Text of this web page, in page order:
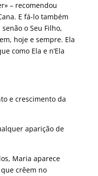
– recomendou
E fá-lo também
o Seu Filho,
hoje e sempre. Ela
como Ela e n’Ela
e crescimento da
aparição de
Maria aparece
crêem no